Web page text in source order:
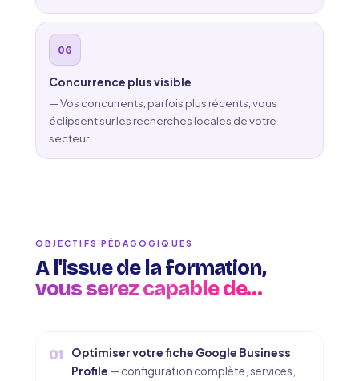
Concurrence plus visible
— Vos concurrents, parfois plus récents, vous
éclipsent sur les recherches locales de votre
secteur.
OBJECTIFS PÉDAGOGIQUES
A l'issue de la formation,
vous serez capable de…
01
Optimiser votre fiche Google Business
Profile — configuration complète, services,